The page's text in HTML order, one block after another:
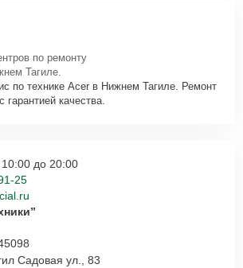
по ремонту
Тагиле.
по технике Acer в Нижнем Тагиле. Ремонт
качества.
Садовая ул., 83
до 20:00
25